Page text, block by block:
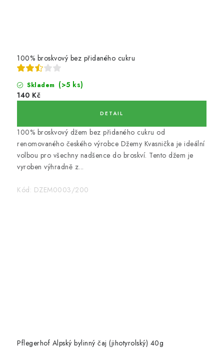
OŘECHY NATURAL / MANDLE
OŘECHY NATURAL / PEKANOVÉ OŘECHY
OŘECHY NATURAL / KEŠU OŘECHY / KEŠU OŘECHY
CELÉ NATURAL
OŘECHY NATURAL / PODZEMNICE (ARAŠÍDY) /
100% broskvový bez přidaného cukru
Skladem (>5 ks)
140 Kč
100% broskvový džem bez přidaného cukru od
renomovaného českého výrobce Džemy Kvasnička je ideální
volbou pro všechny nadšence do broskví. Tento džem je
vyroben výhradně z...
Kód: DZEM0003/200
Pflegerhof Alpský bylinný čaj (jihotyrolský) 40g